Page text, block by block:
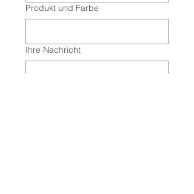
Produkt und Farbe
Ihre Nachricht